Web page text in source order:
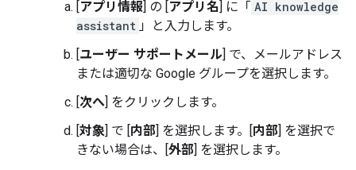
アプリ情報 ] の [ アプリ名 ] に「 AI knowledge
assistant 」と入力します。
ユーザー サポートメール ] で、メールアドレス
または適切な Google グループを選択します。
次へ ] をクリックします。
対象 ] で [ 内部 ] を選択します。[ 内部 ] を選択で
きない場合は、[ 外部 ] を選択します。